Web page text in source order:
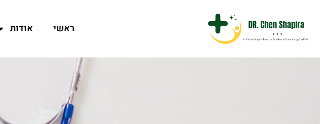
ראשי אודות